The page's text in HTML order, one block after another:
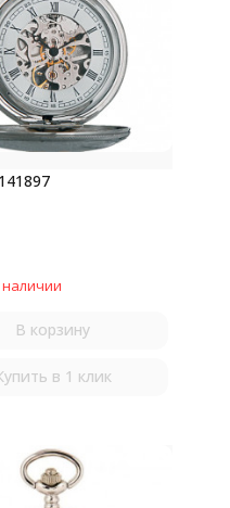
В корзину
в 1 клик